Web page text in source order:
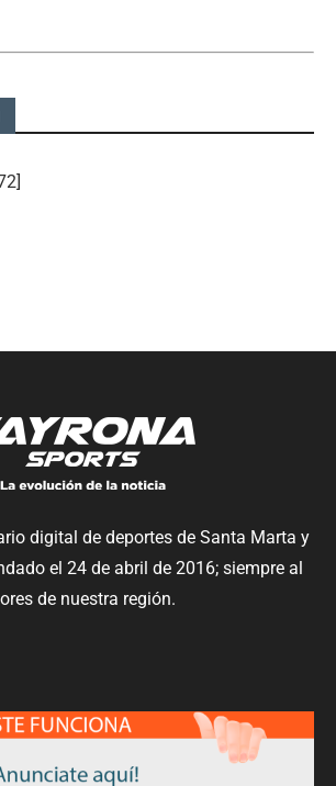
digital de deportes de Santa Marta y
el 24 de abril de 2016; siempre al
de nuestra región.